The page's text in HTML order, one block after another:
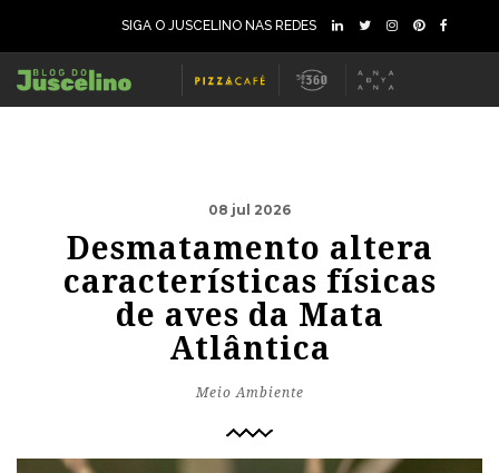
SIGA O JUSCELINO NAS REDES
08 jul 2026
Desmatamento altera
características físicas
de aves da Mata
Atlântica
Meio Ambiente